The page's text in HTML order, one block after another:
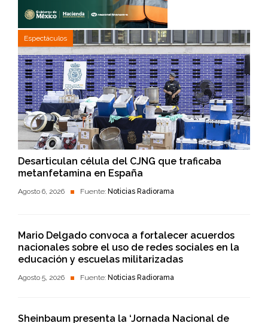
Espectáculos
Desarticulan célula del CJNG que traficaba
metanfetamina en España
Agosto 6, 2026 Fuente: Noticias Radiorama
Mario Delgado convoca a fortalecer acuerdos
nacionales sobre el uso de redes sociales en la
educación y escuelas militarizadas
Agosto 5, 2026 Fuente: Noticias Radiorama
Sheinbaum presenta la ‘Jornada Nacional de